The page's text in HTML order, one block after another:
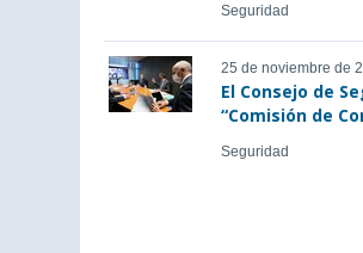
Seguridad
25 de noviembre de
El Consejo de
“Comisión de
Seguridad